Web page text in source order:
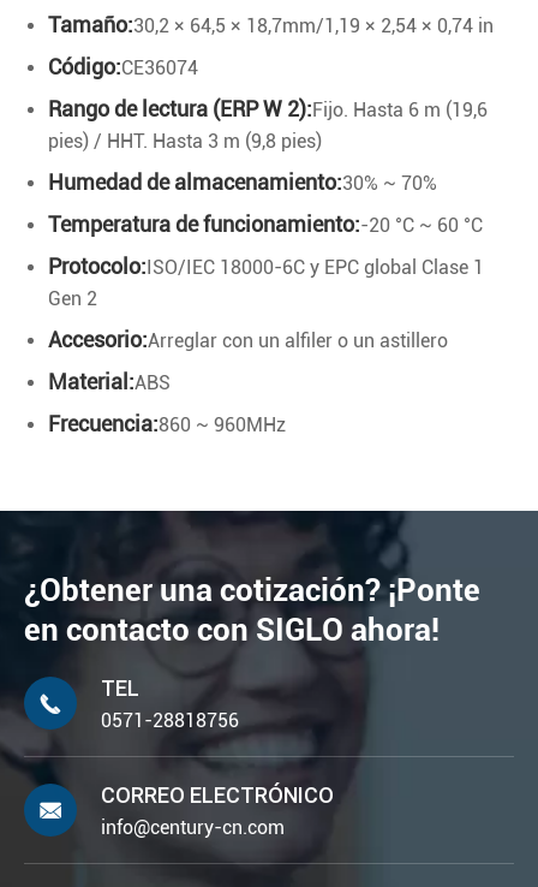
Tamaño:30,2 × 64,5 × 18,7mm/1,19 × 2,54 × 0,74 in
Código:CE36074
Rango de lectura (ERP W 2): Fijo. Hasta 6 m (19,6
pies) / HHT. Hasta 3 m (9,8 pies)
Humedad de almacenamiento:30% ~ 70%
Temperatura de funcionamiento:-20 °C ~ 60 °C
Protocolo: ISO/IEC 18000-6C y EPC global Clase 1
Gen 2
Accesorio:Arreglar con un alfiler o un astillero
Material:ABS
Frecuencia:860 ~ 960MHz
¿Obtener una cotización? ¡Ponte
en contacto con SIGLO ahora!

TEL
0571-28818756

CORREO ELECTRÓNICO
info@century-cn.com